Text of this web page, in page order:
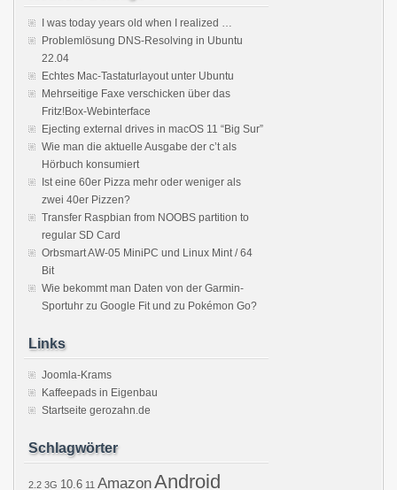
I was today years old when I realized …
Problemlösung DNS-Resolving in Ubuntu
22.04
Echtes Mac-Tastaturlayout unter Ubuntu
Mehrseitige Faxe verschicken über das
Fritz!Box-Webinterface
Ejecting external drives in macOS 11 “Big Sur”
Wie man die aktuelle Ausgabe der c’t als
Hörbuch konsumiert
Ist eine 60er Pizza mehr oder weniger als
zwei 40er Pizzen?
Transfer Raspbian from NOOBS partition to
regular SD Card
Orbsmart AW-05 MiniPC und Linux Mint / 64
Bit
Wie bekommt man Daten von der Garmin-
Sportuhr zu Google Fit und zu Pokémon Go?
Links
Joomla-Krams
Kaffeepads in Eigenbau
Startseite gerozahn.de
Schlagwörter
2.2 3G 10.6 11 AmazonAndroid